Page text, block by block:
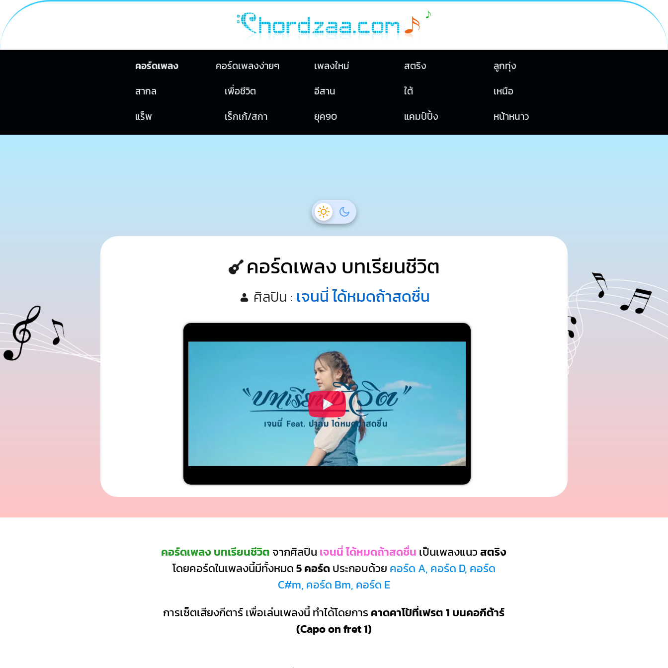
คอร์ดเพลง คอร์ดเพลงง่ายๆ เพลงใหม่ สตริง
ลูกทุ่ง
สากล
เพื่อชีวิต อีสาน ใต้
เหนือ
แร็พ
เร็กเก้/สกา ยุค90 แคมป์ปิ้ง หน้าหนาว
คอร์ดเพลง บทเรียนชีวิต
ศิลปิน : เจนนี่ ได้หมดถ้าสดชื่น
คอร์ดเพลง บทเรียนชีวิต จากศิลปิน เจนนี่ ได้หมดถ้าสดชื่น เป็นเพลงแนวสตริง
โดยคอร์ดในเพลงนี้มีทั้งหมด5 คอร์ดประกอบด้วย คอร์ด A, คอร์ด D, คอร์ด
C#m, คอร์ด Bm, คอร์ด E
การเซ็ตเสียงกีตาร์ เพื่อเล่นเพลงนี้ ทำได้โดยการ คาดคาโป้ที่เฟรต 1 บนคอกีต้าร์
(Capo on fret 1)